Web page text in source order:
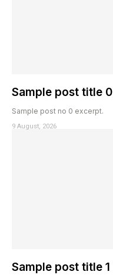
Sample post title 0
Sample post no 0 excerpt.
9 August, 2026
Sample post title 1